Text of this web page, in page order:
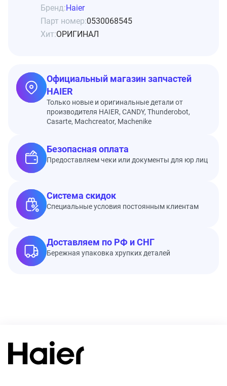
Бренд:Haier
Парт номер:0530068545
Хит:ОРИГИНАЛ
Официальный магазин запчастей
HAIER
Только новые и оригинальные детали от
производителя HAIER, CANDY, Thunderobot,
Casarte, Machcreator, Machenike
Безопасная оплата
Предоставляем чеки или документы для юр лиц
Система скидок
Специальные условия постоянным клиентам
Доставляем по РФ и СНГ
Бережная упаковка хрупких деталей